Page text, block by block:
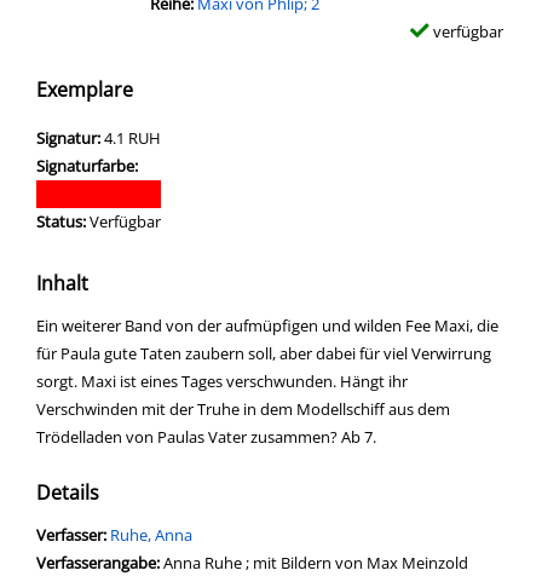
verfügbar
Exemplare
Signatur:4.1 RUH
Signaturfarbe:
Status:Verfügbar
Inhalt
Ein weiterer Band von der aufmüpfigen und wilden Fee Maxi, die
für Paula gute Taten zaubern soll, aber dabei für viel Verwirrung
sorgt. Maxi ist eines Tages verschwunden. Hängt ihr
Verschwinden mit der Truhe in dem Modellschiff aus dem
Trödelladen von Paulas Vater zusammen? Ab 7.
Details
Verfasser: Suche nach diesem Verfasser
Ruhe, Anna
Verfasserangabe:Anna Ruhe ; mit Bildern von Max Meinzold